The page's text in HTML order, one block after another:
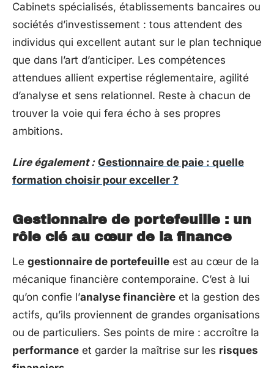
Cabinets spécialisés, établissements bancaires ou
sociétés d’investissement : tous attendent des
individus qui excellent autant sur le plan technique
que dans l’art d’anticiper. Les compétences
attendues allient expertise réglementaire, agilité
d’analyse et sens relationnel. Reste à chacun de
trouver la voie qui fera écho à ses propres
ambitions.
Lire également : Gestionnaire de paie : quelle
formation choisir pour exceller ?
Gestionnaire de portefeuille : un
rôle clé au cœur de la finance
Le gestionnaire de portefeuille est au cœur de la
mécanique financière contemporaine. C’est à lui
qu’on confie l’analyse financière et la gestion des
actifs, qu’ils proviennent de grandes organisations
ou de particuliers. Ses points de mire : accroître la
performance et garder la maîtrise sur les risques